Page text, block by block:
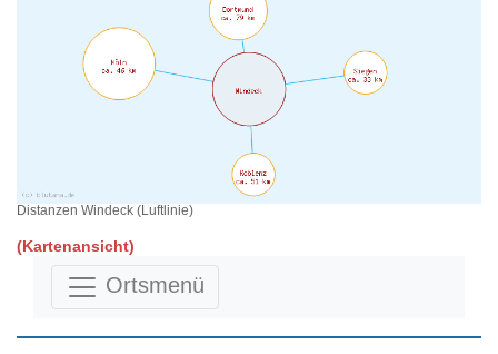
Distanzen Windeck (Luftlinie)
(Kartenansicht)
Ortsmenü